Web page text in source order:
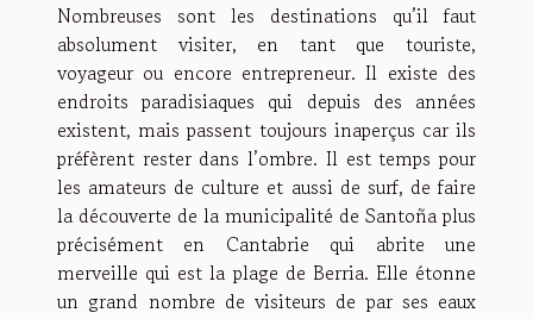
Nombreuses sont les destinations qu’il faut
absolument visiter, en tant que touriste,
voyageur ou encore entrepreneur. Il existe des
endroits paradisiaques qui depuis des années
existent, mais passent toujours inaperçus car ils
préfèrent rester dans l’ombre. Il est temps pour
les amateurs de culture et aussi de surf, de faire
la découverte de la municipalité de Santoña plus
précisément en Cantabrie qui abrite une
merveille qui est la plage de Berria. Elle étonne
un grand nombre de visiteurs de par ses eaux